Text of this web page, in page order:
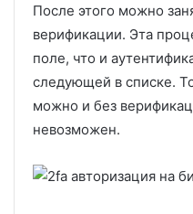
После этого можно
верификации. Эта
поле, что и
следующей в списке.
можно и без
невозможен.